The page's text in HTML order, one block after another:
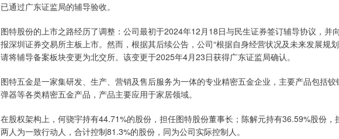
已通过广东证监局的辅导验收。
图特股份的上市之路经历了调整：公司最初于2024年12月18日与民生证券签订辅导协议，并
报深圳证券交易所主板上市。然而，根据其后续公告，公司“根据自身经营状况及未来发展规
请将辅导备案板块变更为北交所。该变更于2025年4月23日获得广东证监局确认。
图特五金是一家集研发、生产、营销及售后服务为一体的专业精密五金企业，主要产品包括
弹器等各类精密五金产品，产品主要应用于家居领域。
在股权架构上，何骁宇持有44.71%的股份，担任图特股份董事长；陈解元持有36.59%股份，
两人为一致行动人，合计控制81.3%的股份，同为公司实际控制人。